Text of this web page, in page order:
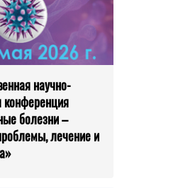
научно-
конференция
болезни –
лечение и